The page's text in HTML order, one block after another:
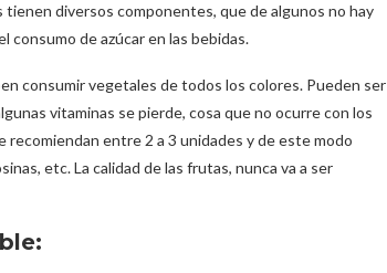
diversos componentes, que de algunos no hay
consumo de azúcar en las bebidas.
consumir vegetales de todos los colores. Pueden ser
vitaminas se pierde, cosa que no ocurre con los
entre 2 a 3 unidades y de este modo
etc. La calidad de las frutas, nunca va a ser